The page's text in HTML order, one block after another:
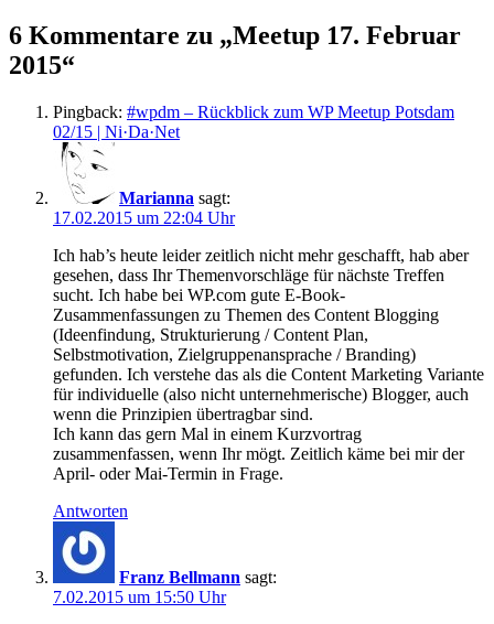
6 Kommentare zu „Meetup 17. Februar
2015“
Pingback: #wpdm – Rückblick zum WP Meetup Potsdam
02/15 | Ni·Da·Net
Marianna sagt:
17.02.2015 um 22:04 Uhr
Ich hab’s heute leider zeitlich nicht mehr geschafft, hab aber
gesehen, dass Ihr Themenvorschläge für nächste Treffen
sucht. Ich habe bei WP.com gute E-Book-
Zusammenfassungen zu Themen des Content Blogging
(Ideenfindung, Strukturierung / Content Plan,
Selbstmotivation, Zielgruppenansprache / Branding)
gefunden. Ich verstehe das als die Content Marketing Variante
für individuelle (also nicht unternehmerische) Blogger, auch
wenn die Prinzipien übertragbar sind.
Ich kann das gern Mal in einem Kurzvortrag
zusammenfassen, wenn Ihr mögt. Zeitlich käme bei mir der
April- oder Mai-Termin in Frage.
Antworten
Franz Bellmann sagt:
7.02.2015 um 15:50 Uhr